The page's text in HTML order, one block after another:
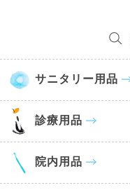
サニタリー用品
診療用品
院内用品